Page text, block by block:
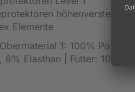
höhenverstellbar
Elemente
1: 100%
8% Elasthan | Futter: 100%